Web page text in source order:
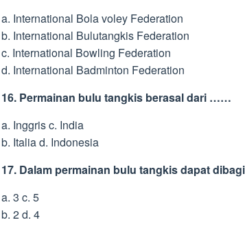
a. International Bola voley Federation
b. International Bulutangkis Federation
c. International Bowling Federation
d. International Badminton Federation
16. Permainan bulu tangkis berasal dari ……
a. Inggris c. India
b. Italia d. Indonesia
17. Dalam permainan bulu tangkis dapat
a. 3 c. 5
b. 2 d. 4